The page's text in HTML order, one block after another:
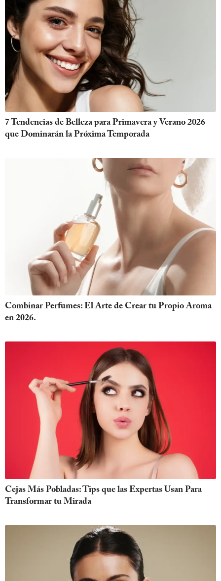
7 Tendencias de Belleza para Primavera y Verano 2026
que Dominarán la Próxima Temporada
Combinar Perfumes: El Arte de Crear tu Propio Aroma
en 2026.
Cejas Más Pobladas: Tips que las Expertas Usan Para
Transformar tu Mirada